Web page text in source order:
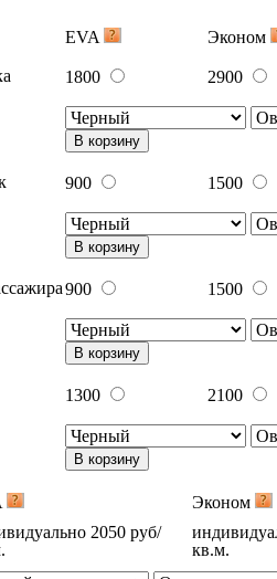
EVA
Эконом
1800 2900
В корзину
900 1500
В корзину
900 1500
В корзину
1300 2100
В корзину
Эконом
2050 руб/
кв.м.